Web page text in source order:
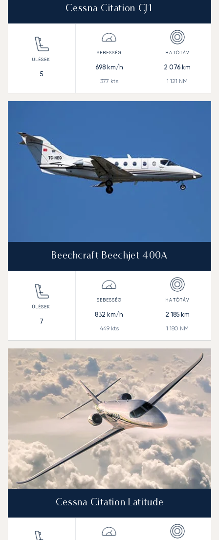
Cessna Citation CJ1
5
698km/h
377 kts
2 076 km
1 121 NM
Beechcraft Beechjet 400A
7
832 km/h
449kts
2 185km
1 180 NM
Cessna Citation Latitude